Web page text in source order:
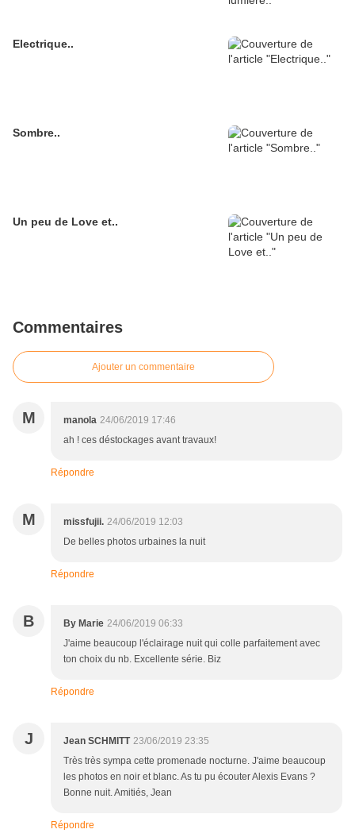
Electrique..
Sombre..
Un peu de Love et..
Commentaires
Ajouter un commentaire
M manola 24/06/2019 17:46
ah ! ces déstockages avant travaux!
Répondre
M missfujii. 24/06/2019 12:03
De belles photos urbaines la nuit
Répondre
B By Marie 24/06/2019 06:33
J'aime beaucoup l'éclairage nuit qui colle parfaitement avec
ton choix du nb. Excellente série. Biz
Répondre
J Jean SCHMITT 23/06/2019 23:35
Très très sympa cette promenade nocturne. J'aime beaucoup
les photos en noir et blanc. As tu pu écouter Alexis Evans ?
Bonne nuit. Amitiés, Jean
Répondre